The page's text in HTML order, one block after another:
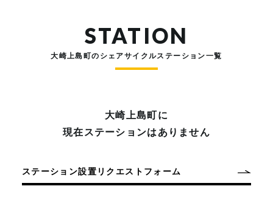
STATION
大崎上島町のシェアサイクルステーション一覧
大崎上島町に
現在ステーションはありません
ステーション設置リクエストフォーム